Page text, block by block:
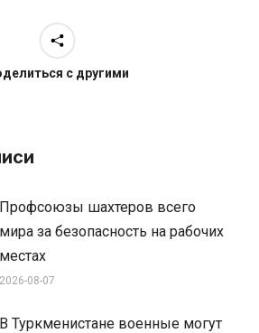
с другими
Профсоюзы шахтеров всего
мира за безопасность на рабочих
местах
2026-08-07
В Туркменистане военные могут